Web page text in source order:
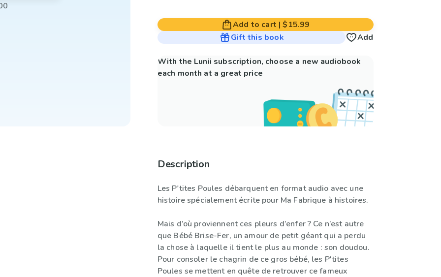
Add to cart |$15.99
Gift this book
Add
With the Lunii subscription, choose a new audiobook
each month at a great price
Description
Les P'tites Poules débarquent en format audio avec une
histoire spécialement écrite pour Ma Fabrique à histoires.
Mais d’où proviennent ces pleurs d’enfer ? Ce n’est autre
que Bébé Brise-Fer, un amour de petit géant qui a perdu
la chose à laquelle il tient le plus au monde : son doudou.
Pour consoler le chagrin de ce gros bébé, les P'tites
Poules se mettent en quête de retrouver ce fameux